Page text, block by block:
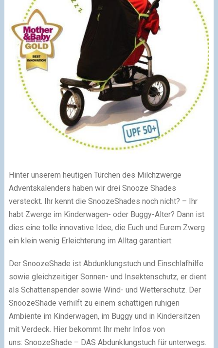
Hinter unserem heutigen Türchen des Milchzwerge
Adventskalenders haben wir drei Snooze Shades
versteckt. Ihr kennt die SnoozeShades noch nicht? – Ihr
habt Zwerge im Kinderwagen- oder Buggy-Alter? Dann ist
dies eine tolle innovative Idee, die Euch und Eurem Zwerg
ein klein wenig Erleichterung im Alltag garantiert:
Der SnoozeShade ist Abdunklungstuch und Einschlafhilfe
sowie gleichzeitiger Sonnen- und Insektenschutz, er dient
als Schattenspender sowie Wind- und Wetterschutz. Der
SnoozeShade verhilft zu einem schattigen ruhigen
Ambiente im Kinderwagen, im Buggy und in Kindersitzen
mit Verdeck. Hier bekommt Ihr mehr Infos von
uns: SnoozeShade – DAS Abdunklungstuch für unterwegs.